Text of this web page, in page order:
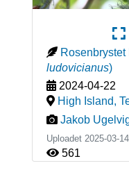
ludovicianus)
2024-04-22
High Island,
Jakob
Uploadet 2025-03-
561